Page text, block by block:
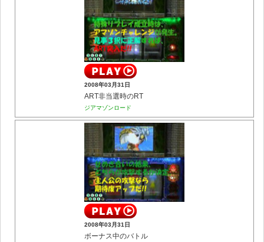
2008年03月31日
ART非当選時のRT
ジアマゾンロード
2008年03月31日
ボーナス中のバトル